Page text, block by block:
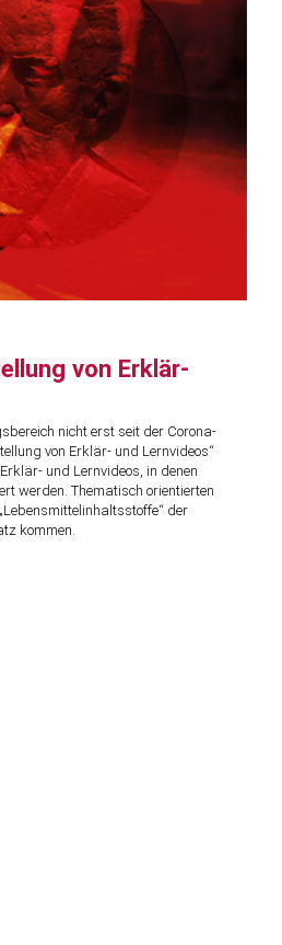
von Erklär-
nicht erst seit der Corona-
von Erklär- und Lernvideos“
und Lernvideos, in denen
werden. Thematisch orientierten
der
kommen.